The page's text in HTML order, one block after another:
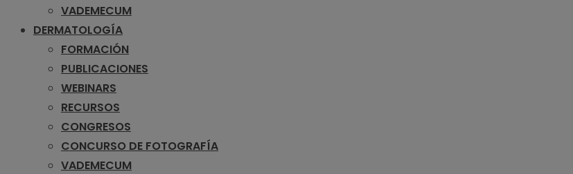
VADEMECUM
DERMATOLOGÍA
FORMACIÓN
PUBLICACIONES
WEBINARS
RECURSOS
CONGRESOS
CONCURSO DE FOTOGRAFÍA
VADEMECUM